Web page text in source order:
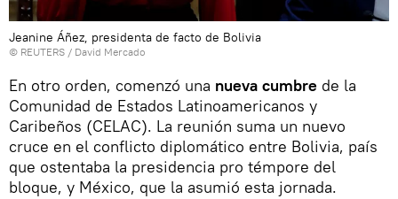
Jeanine Áñez, presidenta de facto de Bolivia
© REUTERS / David Mercado
En otro orden, comenzó una nueva cumbre de la
Comunidad de Estados Latinoamericanos y
Caribeños (CELAC). La reunión suma un nuevo
cruce en el conflicto diplomático entre Bolivia, país
que ostentaba la presidencia pro témpore del
bloque, y México, que la asumió esta jornada.